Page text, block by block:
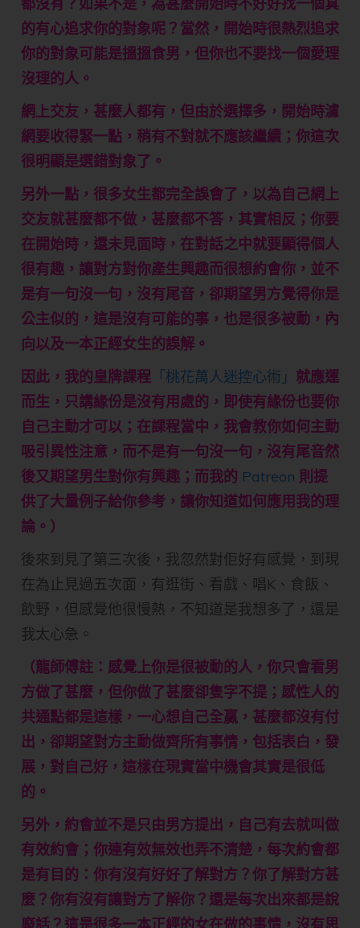
都沒有？如果不是，為甚麼開始時不好好找一個真
的有心追求你的對象呢？當然，開始時很熱烈追求
你的對象可能是搵搵食男，但你也不要找一個愛理
沒理的人。
網上交友，甚麼人都有，但由於選擇多，開始時濾
網要收得緊一點，稍有不對就不應該繼續；你這次
很明顯是選錯對象了。
另外一點，很多女生都完全誤會了，以為自己網上
交友就甚麼都不做，甚麼都不答，其實相反；你要
在開始時，還未見面時，在對話之中就要顯得個人
很有趣，讓對方對你產生興趣而很想約會你，並不
是有一句沒一句，沒有尾音，卻期望男方覺得你是
公主似的，這是沒有可能的事，也是很多被動，內
向以及一本正經女生的誤解。
因此，我的皇牌課程 「桃花萬人迷控心術」 就應運
而生，只講緣份是沒有用處的，即使有緣份也要你
自己主動才可以；在課程當中，我會教你如何主動
吸引異性注意，而不是有一句沒一句，沒有尾音然
後又期望男生對你有興趣；而我的 Patreon 則提
供了大量例子給你參考，讓你知道如何應用我的理
論。）
後來到見了第三次後，我忽然對佢好有感覺，到現
在為止見過五次面，有逛街、看戲、唱K、食飯、
飲野，但感覺他很慢熱，不知道是我想多了，還是
我太心急。
（龍師傅註：感覺上你是很被動的人，你只會看男
方做了甚麼，但你做了甚麼卻隻字不提；感性人的
共通點都是這樣，一心想自己全贏，甚麼都沒有付
出，卻期望對方主動做齊所有事情，包括表白，發
展，對自己好，這樣在現實當中機會其實是很低
的。
另外，約會並不是只由男方提出，自己有去就叫做
有效約會；你連有效無效也弄不清楚，每次約會都
是有目的：你有沒有好好了解對方？你了解對方甚
麼？你有沒有讓對方了解你？還是每次出來都是說